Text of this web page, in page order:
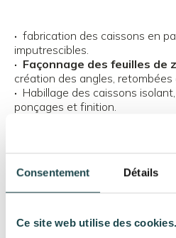
Consentement Détails
Ce site web utilise des cookies.
Agrandir
· fabrication des caissons en
imputrescibles.
· Façonnage des feuilles de
création des angles,
· Habillage des caissons
ponçages et finition.
Cette réalisation met en avant
mesure pour des professionnels